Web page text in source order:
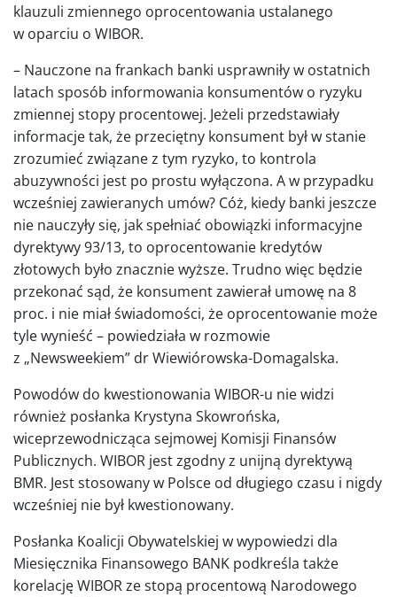
klauzuli zmiennego oprocentowania ustalanego
w oparciu o WIBOR.
– Nauczone na frankach banki usprawniły w ostatnich
latach sposób informowania konsumentów o ryzyku
zmiennej stopy procentowej. Jeżeli przedstawiały
informacje tak, że przeciętny konsument był w stanie
zrozumieć związane z tym ryzyko, to kontrola
abuzywności jest po prostu wyłączona. A w przypadku
wcześniej zawieranych umów? Cóż, kiedy banki jeszcze
nie nauczyły się, jak spełniać obowiązki informacyjne
dyrektywy 93/13, to oprocentowanie kredytów
złotowych było znacznie wyższe. Trudno więc będzie
przekonać sąd, że konsument zawierał umowę na 8
proc. i nie miał świadomości, że oprocentowanie może
tyle wynieść – powiedziała w rozmowie
z „Newsweekiem” dr Wiewiórowska-Domagalska.
Powodów do kwestionowania WIBOR-u nie widzi
również posłanka Krystyna Skowrońska,
wiceprzewodnicząca sejmowej Komisji Finansów
Publicznych. WIBOR jest zgodny z unijną dyrektywą
BMR. Jest stosowany w Polsce od długiego czasu i nigdy
wcześniej nie był kwestionowany.
Posłanka Koalicji Obywatelskiej w wypowiedzi dla
Miesięcznika Finansowego BANK podkreśla także
korelację WIBOR ze stopą procentową Narodowego